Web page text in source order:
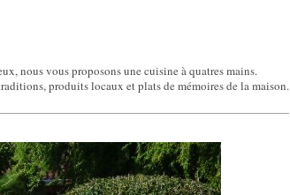
nous vous proposons une cuisine à quatres mains.
produits locaux et plats de mémoires de la maison.